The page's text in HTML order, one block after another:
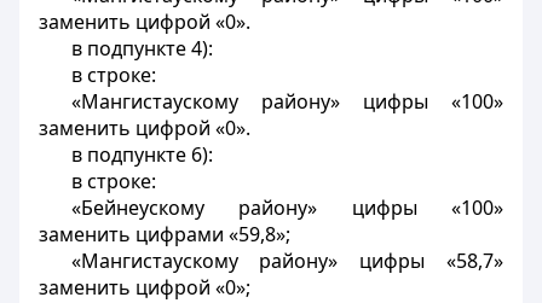
заменить цифрой «0».
в подпункте 4):
в строке:
«Мангистаускому району» цифры «100»
заменить цифрой «0».
в подпункте 6):
в строке:
«Бейнеускому району» цифры «100»
заменить цифрами «59,8»;
«Мангистаускому району» цифры «58,7»
заменить цифрой «0»;